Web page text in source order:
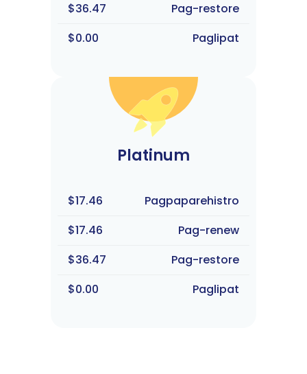
$36.47
Pag-restore
$0.00
Paglipat
Platinum
$17.46
Pagpaparehistro
$17.46
Pag-renew
$36.47
Pag-restore
$0.00
Paglipat